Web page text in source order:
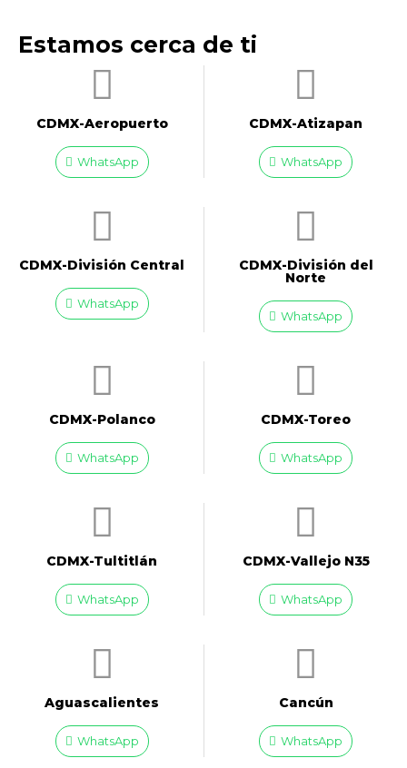
Estamos cerca de ti
CDMX-Aeropuerto​
WhatsApp
CDMX-Atizapan
WhatsApp
CDMX-División Central
WhatsApp
CDMX-División del
Norte
WhatsApp
CDMX-Polanco
WhatsApp
CDMX-Toreo
WhatsApp
CDMX-Tultitlán
WhatsApp
CDMX-Vallejo N35
WhatsApp
Aguascalientes
WhatsApp
Cancún
WhatsApp